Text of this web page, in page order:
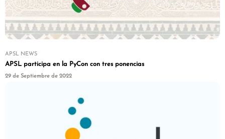
APSL NEWS
APSL participa en la PyCon con tres ponencias
29 de Septiembre de 2022